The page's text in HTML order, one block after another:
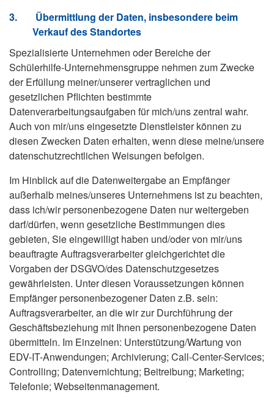
3.
Übermittlung der Daten, insbesondere beim
Verkauf des Standortes
Spezialisierte Unternehmen oder Bereiche der
Schülerhilfe-Unternehmensgruppe nehmen zum Zwecke
der Erfüllung meiner/unserer vertraglichen und
gesetzlichen Pflichten bestimmte
Datenverarbeitungsaufgaben für mich/uns zentral wahr.
Auch von mir/uns eingesetzte Dienstleister können zu
diesen Zwecken Daten erhalten, wenn diese meine/unsere
datenschutzrechtlichen Weisungen befolgen.
Im Hinblick auf die Datenweitergabe an Empfänger
außerhalb meines/unseres Unternehmens ist zu beachten,
dass ich/wir personenbezogene Daten nur weitergeben
darf/dürfen, wenn gesetzliche Bestimmungen dies
gebieten, Sie eingewilligt haben und/oder von mir/uns
beauftragte Auftragsverarbeiter gleichgerichtet die
Vorgaben der DSGVO/des Datenschutzgesetzes
gewährleisten. Unter diesen Voraussetzungen können
Empfänger personenbezogener Daten z.B. sein:
Auftragsverarbeiter, an die wir zur Durchführung der
Geschäftsbeziehung mit Ihnen personenbezogene Daten
übermitteln. Im Einzelnen: Unterstützung/Wartung von
EDV-IT-Anwendungen; Archivierung; Call-Center-Services;
Controlling; Datenvernichtung; Beitreibung; Marketing;
Telefonie; Webseitenmanagement.